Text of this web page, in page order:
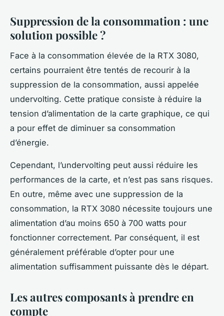
Suppression de la consommation : une
solution possible ?
Face à la consommation élevée de la RTX 3080,
certains pourraient être tentés de recourir à la
suppression de la consommation, aussi appelée
undervolting. Cette pratique consiste à réduire la
tension d’alimentation de la carte graphique, ce qui
a pour effet de diminuer sa consommation
d’énergie.
Cependant, l’undervolting peut aussi réduire les
performances de la carte, et n’est pas sans risques.
En outre, même avec une suppression de la
consommation, la RTX 3080 nécessite toujours une
alimentation d’au moins 650 à 700 watts pour
fonctionner correctement. Par conséquent, il est
généralement préférable d’opter pour une
alimentation suffisamment puissante dès le départ.
Les autres composants à prendre en
compte